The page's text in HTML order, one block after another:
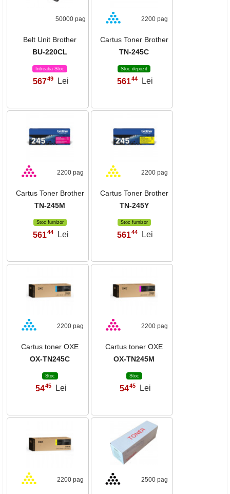
50000 pag
Belt Unit Brother
BU-220CL
Intreaba Stoc
56749 Lei
2200 pag
Cartus Toner Brother
TN-245C
Stoc depozit
56144 Lei
2200 pag
Cartus Toner Brother
TN-245M
Stoc furnizor
56144 Lei
2200 pag
Cartus Toner Brother
TN-245Y
Stoc furnizor
56144 Lei
2200 pag
Cartus toner OXE
OX-TN245C
Stoc
5445 Lei
2200 pag
Cartus toner OXE
OX-TN245M
Stoc
5445 Lei
2200 pag 2500 pag